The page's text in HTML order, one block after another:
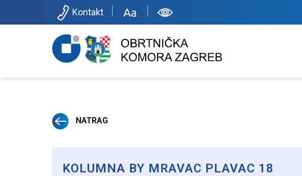
Kontakt
NATRAG
KOLUMNA BY MRAVAC PLAVAC 18